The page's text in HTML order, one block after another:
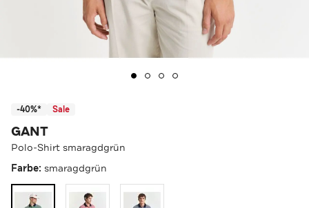
-40%* Sale
GANT
Polo-Shirt smaragdgrün
Farbe: smaragdgrün